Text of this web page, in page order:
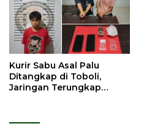
Kurir Sabu Asal Palu
Ditangkap di Toboli,
Jaringan Terungkap